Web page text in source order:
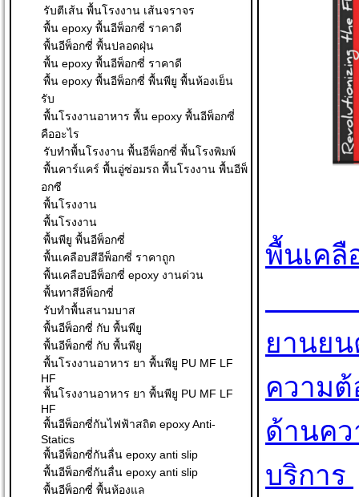
รับตีเส้น พื้นโรงงาน เส้นจราจร
พื้น epoxy พื้นอีพ็อกซี่ ราคาดี
พื้นอีพ็อกซี่ พื้นปลอดฝุ่น
พื้น epoxy พื้นอีพ็อกซี่ ราคาดี
พื้น epoxy พื้นอีพ็อกซี่ พื้นพียู พื้นห้องเย็น
รับ
พื้นโรงงานอาหาร พื้น epoxy พื้นอีพ็อกซี่
คืออะไร
รับทำพื้นโรงงาน พื้นอีพ็อกซี่ พื้นโรงพิมพ์
พื้นคาร์แคร์ พื้นอู่ซ่อมรถ พื้นโรงงาน พื้นอีพ็
อกซี
พื้นโรงงาน
พื้นโรงงาน
พื้นพียู พื้นอีพ็อกซี่
พื้นเคลือบสีอีพ็อกซี่ ราคาถูก
พื้นเคลือบอีพ็อกซี่ epoxy งานด่วน
พื้นทาสีอีพ็อกซี่
รับทำพื้นสนามบาส
พื้นอีพ็อกซี่ กับ พื้นพียู
พื้นอีพ็อกซี่ กับ พื้นพียู
พื้นโรงงานอาหาร ยา พื้นพียู PU MF LF
HF
พื้นโรงงานอาหาร ยา พื้นพียู PU MF LF
HF
พื้นอีพ็อกซี่กันไฟฟ้าสถิต epoxy Anti-
Statics
พื้นอีพ็อกซี่กันลื่น epoxy anti slip
พื้นอีพ็อกซี่กันลื่น epoxy anti slip
พื้นอีพ็อกซี่ พื้นห้องแล
พื้นเค
ยานย
ความ
ด้านค
บริการ